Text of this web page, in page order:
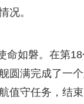
况。
命如磐。在第
圆满完成了一
值守任务，结